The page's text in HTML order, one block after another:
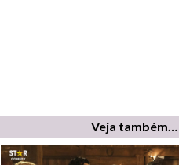
Veja também…